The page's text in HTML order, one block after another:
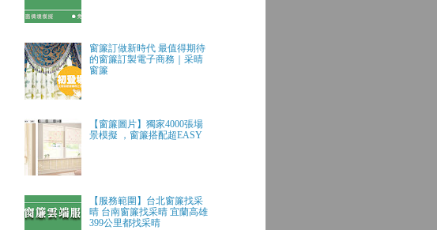
窗簾訂做新時代 最值得期待
的窗簾訂製電子商務｜采晴
窗簾
【窗簾圖片】獨家4000張場
景模擬 ，窗簾搭配超EASY
【服務範圍】台北窗簾找采
晴 台南窗簾找采晴 宜蘭高雄
399公里都找采晴